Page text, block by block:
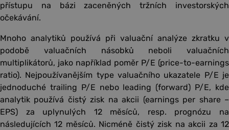
přístupu na bázi zaceněných tržních investorských
očekávání.
Mnoho analytiků používá při valuační analýze zkratku v
podobě valuačních násobků neboli valuačních
multiplikátorů, jako například poměr P/E (price-to-earnings
ratio). Nejpoužívanějším type valuačního ukazatele P/E je
jednoduché trailing P/E nebo leading (forward) P/E, kde
analytik používá čistý zisk na akcii (earnings per share –
EPS) za uplynulých 12 měsíců, resp. prognózu na
následujících 12 měsíců. Nicméně čistý zisk na akcii za 12